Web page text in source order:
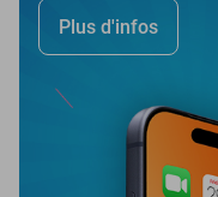
Plus d'infos